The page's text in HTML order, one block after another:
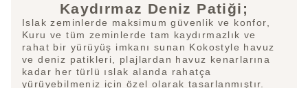
Kaydırmaz Deniz Patiği;
Islak zeminlerde maksimum güvenlik ve konfor,
Kuru ve tüm zeminlerde tam kaydırmazlık ve
rahat bir yürüyüş imkanı sunan Kokostyle havuz
ve deniz patikleri, plajlardan havuz kenarlarına
kadar her türlü ıslak alanda rahatça
yürüyebilmeniz için özel olarak tasarlanmıştır.